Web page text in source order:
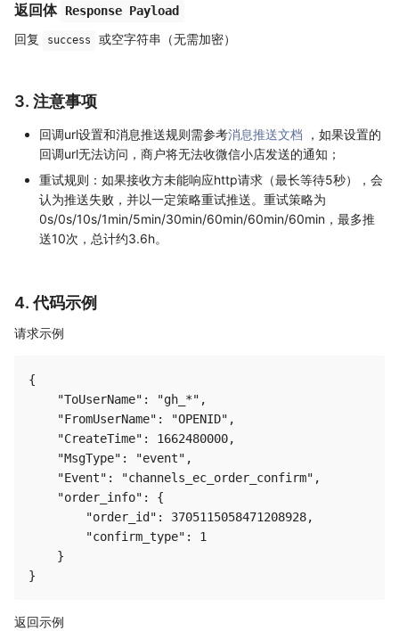
返回体 Response Payload
回复 success 或空字符串（无需加密）
3. 注意事项
回调url设置和消息推送规则需参考消息推送文档 ，如果设置的
回调url无法访问，商户将无法收微信小店发送的通知；
重试规则：如果接收方未能响应http请求（最长等待5秒），会
认为推送失败，并以一定策略重试推送。重试策略为
0s/0s/10s/1min/5min/30min/60min/60min/60min，最多推
送10次，总计约3.6h。
4. 代码示例
请求示例
{
    "ToUserName": "gh_*",
    "FromUserName": "OPENID",
    "CreateTime": 1662480000,
    "MsgType": "event",
    "Event": "channels_ec_order_confirm",
    "order_info": {
        "order_id": 3705115058471208928,
        "confirm_type": 1
    }
返回示例